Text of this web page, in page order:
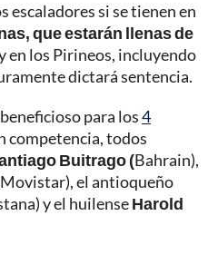
escaladores si se tienen en
que estarán llenas de
en los Pirineos, incluyendo
dictará sentencia.
para los4
competencia, todos
Buitrago (Bahrain),
el antioqueño
y el huilenseHarold